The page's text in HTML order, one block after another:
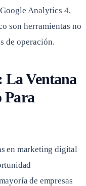
Analytics 4,
son herramientas no
de operación.
La Ventana
Para
en marketing digital
de empresas